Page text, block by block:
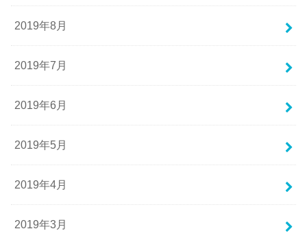
2019年8月
2019年7月
2019年6月
2019年5月
2019年4月
2019年3月